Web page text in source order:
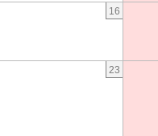
16
23